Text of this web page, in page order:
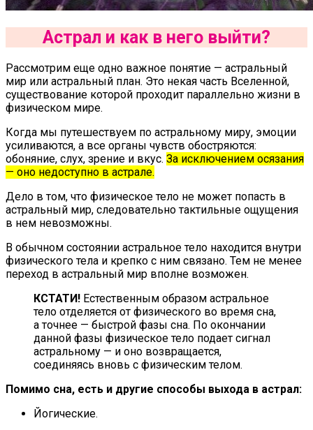
Астрал и как в него выйти?
Рассмотрим еще одно важное понятие — астральный
мир или астральный план. Это некая часть Вселенной,
существование которой проходит параллельно жизни в
физическом мире.
Когда мы путешествуем по астральному миру, эмоции
усиливаются, а все органы чувств обостряются:
обоняние, слух, зрение и вкус. За исключением осязания
— оно недоступно в астрале.
Дело в том, что физическое тело не может попасть в
астральный мир, следовательно тактильные ощущения
в нем невозможны.
В обычном состоянии астральное тело находится внутри
физического тела и крепко с ним связано. Тем не менее
переход в астральный мир вполне возможен.
КСТАТИ! Естественным образом астральное
тело отделяется от физического во время сна,
а точнее — быстрой фазы сна. По окончании
данной фазы физическое тело подает сигнал
астральному — и оно возвращается,
соединяясь вновь с физическим телом.
Помимо сна, есть и другие способы выхода в астрал:
Йогические.